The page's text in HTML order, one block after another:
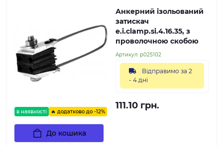
в наявності 🔥 додатково до -12%
Анкерний ізольований
затискач
e.i.clamp.si.4.16.35, з
проволочною скобою
Артикул: p025102
Відправимо за 2
- 4 дні
111.10 грн.
До кошика